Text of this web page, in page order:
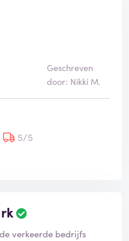
Geschreven
door: Nikki M.
5/5
verkeerde bedrijfs